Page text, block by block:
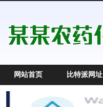
网站首页 比特派网址